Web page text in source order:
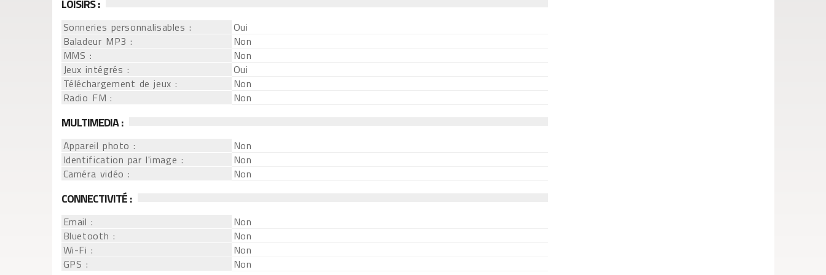
LOISIRS :
Sonneries personnalisables :
Oui
Baladeur MP3 :
Non
MMS :
Non
Jeux intégrés :
Oui
Téléchargement de jeux :
Non
Radio FM :
Non
MULTIMEDIA :
Appareil photo :
Non
Identification par l'image :
Non
Caméra vidéo :
Non
CONNECTIVITÉ :
Email :
Non
Bluetooth :
Non
Wi-Fi :
Non
GPS :
Non